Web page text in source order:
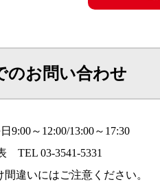
のお問い合わせ
～12:00/13:00～17:30
TEL 03-3541-5331
違いにはご注意ください。